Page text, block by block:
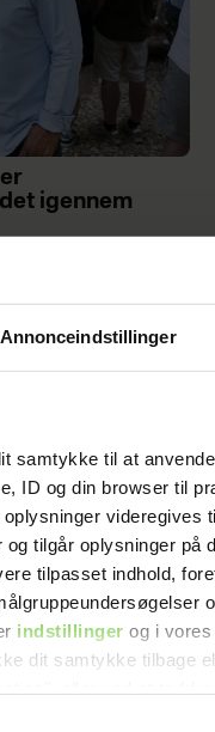
Annonceindstillinger
samtykke til at
ID og din browser til
videregives
tilgår oplysninger på
tilpasset indhold,
indstillinger og i vores
dit samtykke tilbage
igennem
Jeg valgte at
blive skilt fra
forbi hans hus,
fik jeg et chok